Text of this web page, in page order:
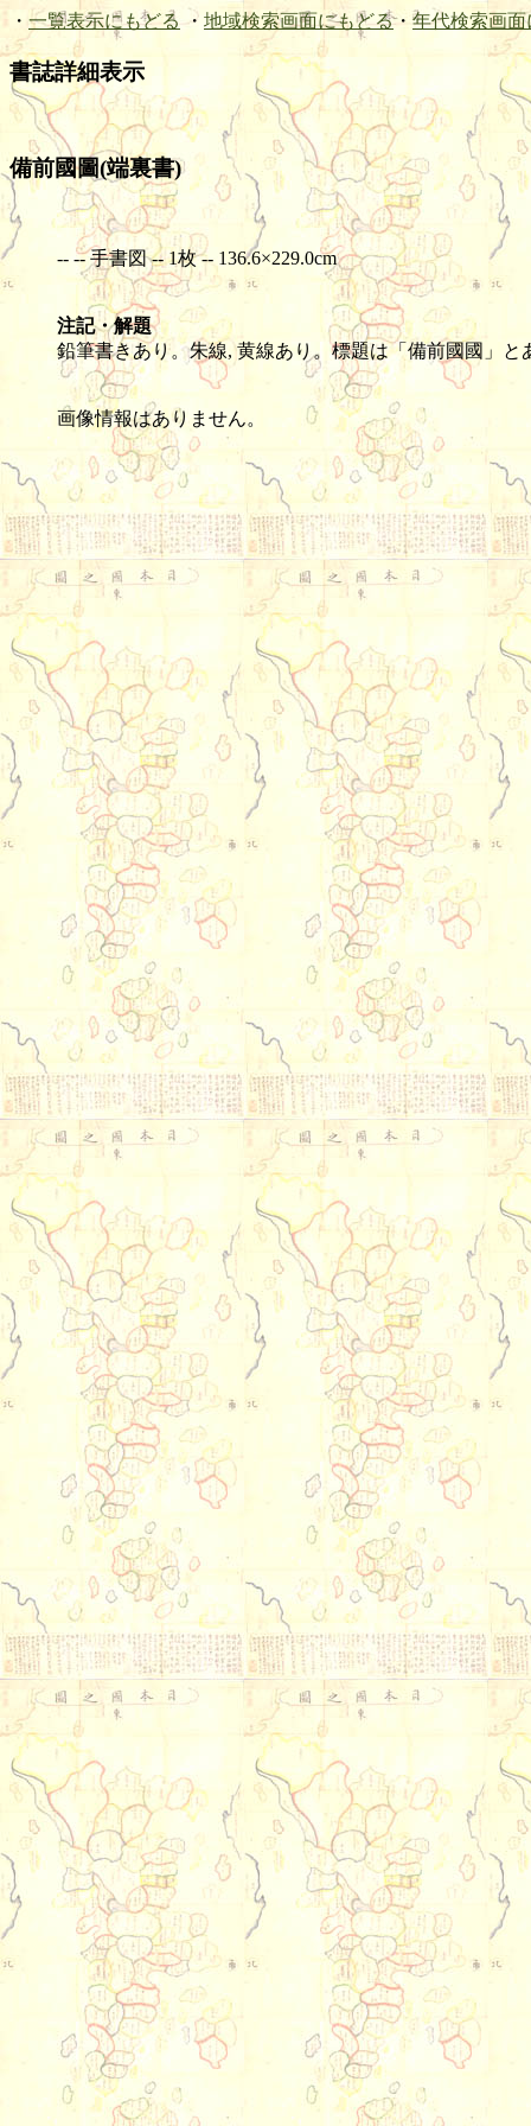
・ 一覧表示にもどる ・ 地域検索画面にもどる・ 年代検索画面
書誌詳細表示
備前國圖(端裏書)
-- -- 手書図 -- 1枚 -- 136.6×229.0cm
注記・解題
鉛筆書きあり。朱線, 黄線あり。標題は「備前國國」と
画像情報はありません。